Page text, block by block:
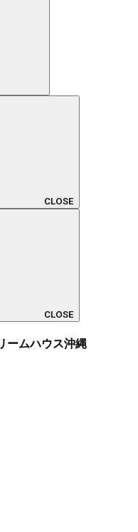
CLOSE
CLOSE
ームハウス沖縄